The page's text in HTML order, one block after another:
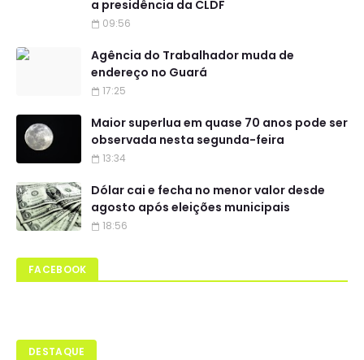
a presidência da CLDF
09:56
Agência do Trabalhador muda de
endereço no Guará
17:25
Maior superlua em quase 70 anos pode ser
observada nesta segunda-feira
13:34
Dólar cai e fecha no menor valor desde
agosto após eleições municipais
18:56
FACEBOOK
DESTAQUE